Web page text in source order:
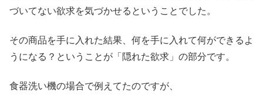
づいてない欲求を気づかせるということでした。
その商品を手に入れた結果、何を手に入れて何ができるよ
うになる？ということが「隠れた欲求」の部分です。
食器洗い機の場合で例えてたのですが、